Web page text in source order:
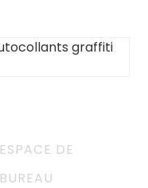
ESPACE DE
BUREAU